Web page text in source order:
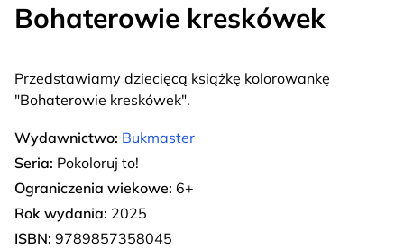
Bohaterowie kreskówek
Przedstawiamy dziecięcą książkę kolorowankę
"Bohaterowie kreskówek".
Wydawnictwo: Bukmaster
Seria: Pokoloruj to!
Ograniczenia wiekowe: 6+
Rok wydania: 2025
ISBN: 9789857358045